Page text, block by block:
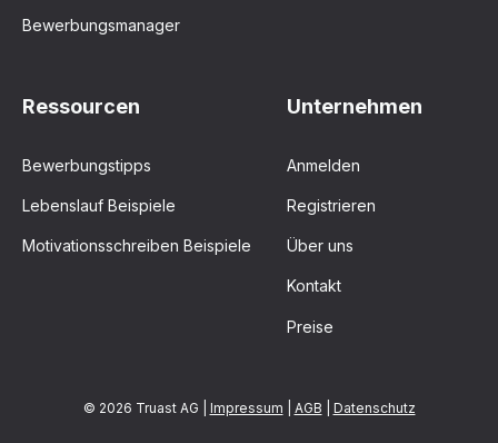
Bewerbungsmanager
Ressourcen
Bewerbungstipps
Lebenslauf Beispiele
Motivationsschreiben Beispiele
Unternehmen
Anmelden
Registrieren
Über uns
Kontakt
Preise
© 2026 Truast AG | Impressum AGB Datenschutz